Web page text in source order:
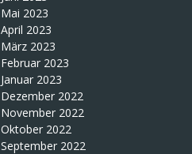
Mai 2023
April 2023
März 2023
Februar 2023
Januar 2023
Dezember 2022
November 2022
Oktober 2022
September 2022